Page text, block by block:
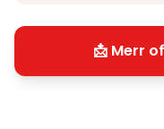
📩 Merr